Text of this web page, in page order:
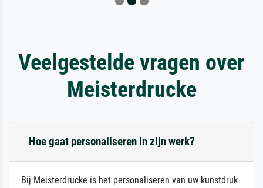
Veelgestelde vragen over
Meisterdrucke
Hoe gaat personaliseren in zijn werk?
Bij Meisterdrucke is het personaliseren van uw kunstdruk